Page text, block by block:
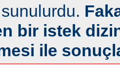
bir istek
ile